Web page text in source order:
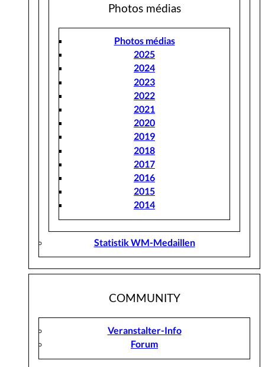
Photos médias
Photos médias
2025
2024
2023
2022
2021
2020
2019
2018
2017
2016
2015
2014
Statistik WM-Medaillen
COMMUNITY
Veranstalter-Info
Forum